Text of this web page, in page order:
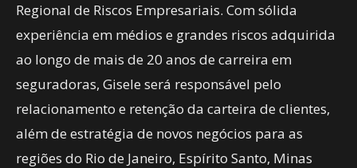
Regional de Riscos Empresariais. Com sólida
experiência em médios e grandes riscos adquirida
ao longo de mais de 20 anos de carreira em
seguradoras, Gisele será responsável pelo
relacionamento e retenção da carteira de clientes,
além de estratégia de novos negócios para as
regiões do Rio de Janeiro, Espírito Santo, Minas